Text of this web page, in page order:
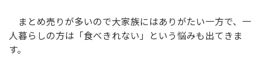
まとめ売りが多いので大家族にはありがたい一方で、一
人暮らしの方は「食べきれない」という悩みも出てきま
す。